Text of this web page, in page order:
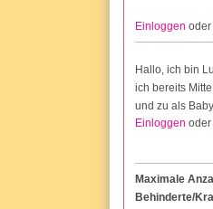
Einloggen oder
Hallo, ich bin
ich bereits
und zu als
Einloggen oder
Maximale
Behinderte/